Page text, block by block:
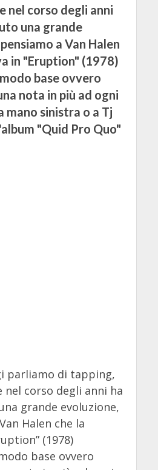
nel corso degli anni
una grande
a Van Halen
in "Eruption" (1978)
base ovvero
nota in più ad ogni
mano sinistra o a Tj
"Quid Pro Quo"
parliamo di tapping,
nel corso degli anni ha
grande evoluzione,
Halen che la
(1978)
base ovvero